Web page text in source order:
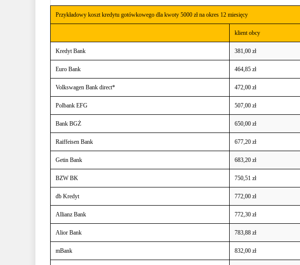
Przykładowy koszt kredytu gotówkowego dla kwoty 5000 zł na okres 12 miesięcy
klient obcy
Kredyt Bank 381,00 zł
Euro Bank 464,85 zł
Volkswagen Bank direct* 472,00 zł
Polbank EFG 507,00 zł
Bank BGŻ 650,00 zł
Raiffeisen Bank 677,20 zł
Getin Bank 683,20 zł
BZW BK 750,51 zł
db Kredyt 772,00 zł
Allianz Bank 772,30 zł
Alior Bank 783,88 zł
mBank 832,00 zł